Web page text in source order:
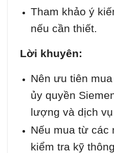
Tham khảo ý
nếu cần thiết.
Lời khuyên:
Nên ưu tiên
ủy quyền
lượng và dịch
Nếu mua từ các
kiểm tra kỹ